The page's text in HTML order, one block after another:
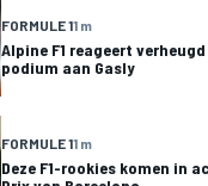
FORMULE 11 m
Alpine F1 reageert
podium aan Gasly
FORMULE 11 m
Deze F1-rookies komen in